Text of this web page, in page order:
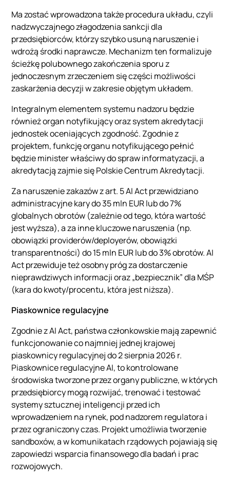
Ma zostać wprowadzona także procedura układu, czyli
nadzwyczajnego złagodzenia sankcji dla
przedsiębiorców, którzy szybko usuną naruszenie i
wdrożą środki naprawcze. Mechanizm ten formalizuje
ścieżkę polubownego zakończenia sporu z
jednoczesnym zrzeczeniem się części możliwości
zaskarżenia decyzji w zakresie objętym układem.
Integralnym elementem systemu nadzoru będzie
również organ notyfikujący oraz system akredytacji
jednostek oceniających zgodność. Zgodnie z
projektem, funkcję organu notyfikującego pełnić
będzie minister właściwy do spraw informatyzacji, a
akredytacją zajmie się Polskie Centrum Akredytacji.
Za naruszenie zakazów z art. 5 AI Act przewidziano
administracyjne kary do 35 mln EUR lub do 7%
globalnych obrotów (zależnie od tego, która wartość
jest wyższa), a za inne kluczowe naruszenia (np.
obowiązki providerów/deployerów, obowiązki
transparentności) do 15 mln EUR lub do 3% obrotów. AI
Act przewiduje też osobny próg za dostarczenie
nieprawdziwych informacji oraz „bezpiecznik” dla MŚP
(kara do kwoty/procentu, która jest niższa).
Piaskownice regulacyjne
Zgodnie z AI Act, państwa członkowskie mają zapewnić
funkcjonowanie co najmniej jednej krajowej
piaskownicy regulacyjnej do 2 sierpnia 2026 r.
Piaskownice regulacyjne AI, to kontrolowane
środowiska tworzone przez organy publiczne, w których
przedsiębiorcy mogą rozwijać, trenować i testować
systemy sztucznej inteligencji przed ich
wprowadzeniem na rynek, pod nadzorem regulatora i
przez ograniczony czas. Projekt umożliwia tworzenie
sandboxów, a w komunikatach rządowych pojawiają się
zapowiedzi wsparcia finansowego dla badań i prac
rozwojowych.